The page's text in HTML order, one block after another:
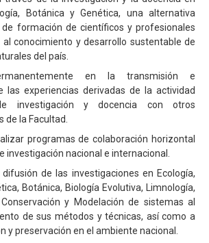
Botánica y Genética, una alternativa
formación de científicos y profesionales
conocimiento y desarrollo sustentable de
del país.
en la transmisión e
las experiencias derivadas de la actividad
investigación y docencia con otros
la Facultad.
programas de colaboración horizontal
investigación nacional e internacional.
de las investigaciones en Ecología,
Botánica, Biología Evolutiva, Limnología,
y Modelación de sistemas al
de sus métodos y técnicas, así como a
y preservación en el ambiente nacional.